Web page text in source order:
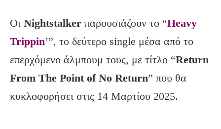
Οι Nightstalker παρουσιάζουν το “Heavy
Trippin’”, το δεύτερο single μέσα από το
επερχόμενο άλμπουμ τους, με τίτλο “Return
From The Point of No Return” που θα
κυκλοφορήσει στις 14 Μαρτίου 2025.